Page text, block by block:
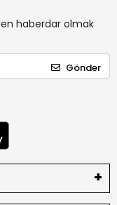
haberdar olmak
Gönder